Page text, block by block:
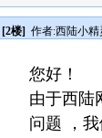
[2楼] 作者:西陆小精
您好！
由于西陆
问题 ，